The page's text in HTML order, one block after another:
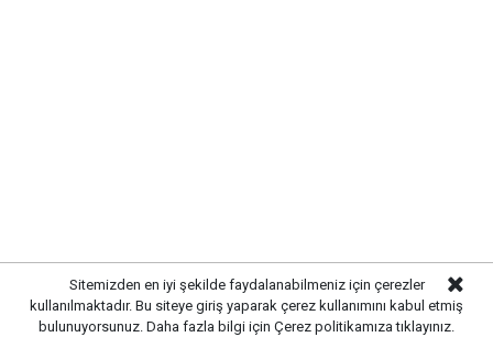
Kırıkkale’de hayvan sağlığını tehdit eden hastalıklara
karşı önlemler artırıldı. Tarım ve hayvancılık
alanında güvenliği sağlamak amacıyla ekipler
Sitemizden en iyi şekilde faydalanabilmeniz için çerezler
kullanılmaktadır. Bu siteye giriş yaparak çerez kullanımını kabul etmiş
bulunuyorsunuz. Daha fazla bilgi için Çerez politikamıza tıklayınız.